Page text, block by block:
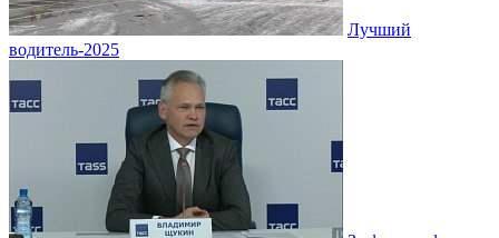
Лучший
водитель-2025